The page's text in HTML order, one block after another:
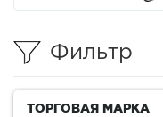
Фильтр
ТОРГОВАЯ МАРКА